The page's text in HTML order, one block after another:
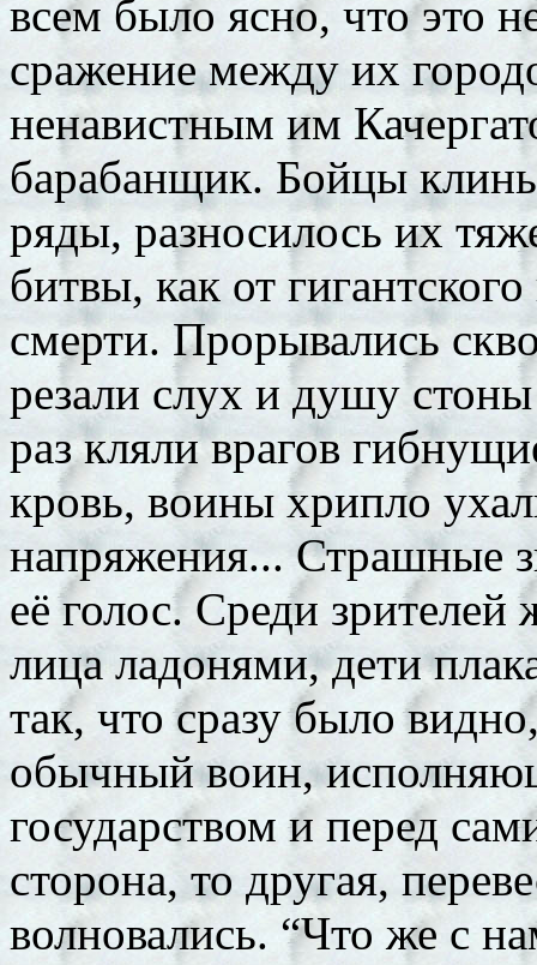
всем было ясно, что это
сражение между их
ненавистным им
барабанщик. Бойцы
ряды, разносилось их
битвы, как от
смерти. Прорывались
резали слух и душу
раз кляли врагов
кровь, воины хрипло
напряжения... Страшные
её голос. Среди
лица ладонями, дети
так, что сразу было
обычный воин,
государством и перед
сторона, то другая,
волновались. “Что же с